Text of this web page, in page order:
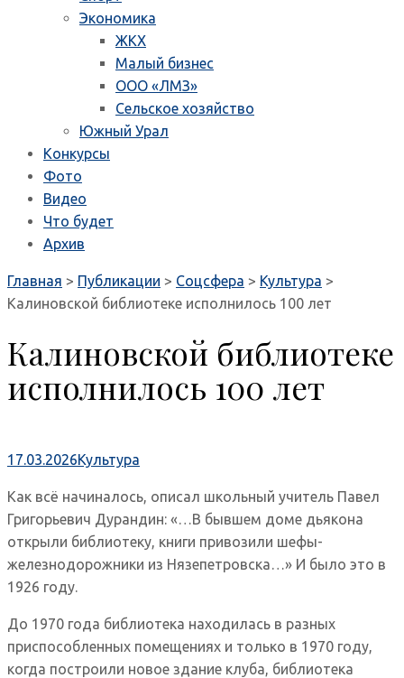
Экономика
ЖКХ
Малый бизнес
ООО «ЛМЗ»
Сельское хозяйство
Южный Урал
Конкурсы
Фото
Видео
Что будет
Архив
Главная > Публикации > Соцсфера > Культура >
Калиновской библиотеке исполнилось 100 лет
Калиновской библиотеке
исполнилось 100 лет
17.03.2026Культура
Как всё начиналось, описал школьный учитель Павел
Григорьевич Дурандин: «…В бывшем доме дьякона
открыли библиотеку, книги привозили шефы-
железнодорожники из Нязепетровска…» И было это в
1926 году.
До 1970 года библиотека находилась в разных
приспособленных помещениях и только в 1970 году,
когда построили новое здание клуба, библиотека